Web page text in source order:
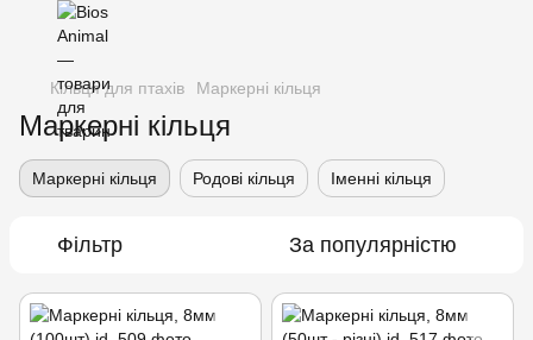
Кільця для птахів Маркерні кільця
Маркерні кільця
Маркерні кільця Родові кільця Іменні кільця
Фільтр За популярністю